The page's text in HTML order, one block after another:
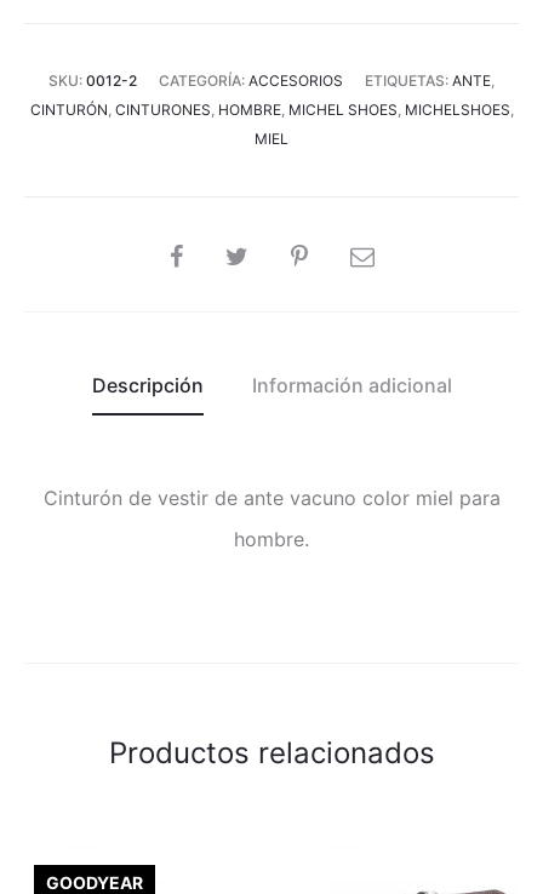
SKU: 0012-2 CATEGORÍA: ACCESORIOS ETIQUETAS: ANTE,
CINTURÓN, CINTURONES, HOMBRE, MICHEL SHOES, MICHELSHOES,
MIEL
SHARE
Descripción Información adicional
Cinturón de vestir de ante vacuno color miel para
hombre.
Productos relacionados
GOODYEAR